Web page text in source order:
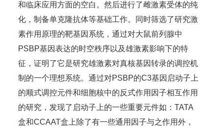
和临床应用方面的空白。然后进行了雌激素受体的纯
化，制备单克隆抗体等基础工作。同时筛选了研究激
素作用原理的靶基因系统，通过对大鼠前列腺中
PSBP基因表达的时空秩序以及雄激素影响下的特
征，证明了它是研究雄激素对真核基因转录的调控机
制的一个理想系统。通过对PSBP的C3基因启动子上
的顺式调控元件和细胞核中的反式作用因子相互作用
的研究，发现了启动子上的一些重要元件如：TATA
盒和CCAAT盒上除了有一些通用因子与之作用外，